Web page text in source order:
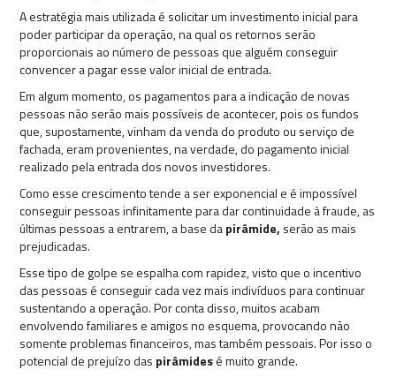
A estratégia mais utilizada é solicitar um investimento inicial para
poder participar da operação, na qual os retornos serão
proporcionais ao número de pessoas que alguém conseguir
convencer a pagar esse valor inicial de entrada.
Em algum momento, os pagamentos para a indicação de novas
pessoas não serão mais possíveis de acontecer, pois os fundos
que, supostamente, vinham da venda do produto ou serviço de
fachada, eram provenientes, na verdade, do pagamento inicial
realizado pela entrada dos novos investidores.
Como esse crescimento tende a ser exponencial e é impossível
conseguir pessoas infinitamente para dar continuidade à fraude, as
últimas pessoas a entrarem, a base dapirâmide, serão as mais
prejudicadas.
Esse tipo de golpe se espalha com rapidez, visto que o incentivo
das pessoas é conseguir cada vez mais indivíduos para continuar
sustentando a operação. Por conta disso, muitos acabam
envolvendo familiares e amigos no esquema, provocando não
somente problemas financeiros, mas também pessoais. Por isso o
potencial de prejuízo das pirâmidesé muito grande.